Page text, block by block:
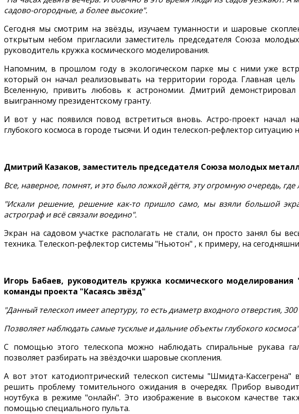
садово-огородные, а более высокие".
Сегодня мы смотрим на звёзды, изучаем туманности и шаровые
открытым небом пригласили заместитель председателя Союза
руководитель кружка космического моделирования.
Напомним, в прошлом году в экологическом парке мы с ними уже
который он начал реализовывать на территории города. Главная
Вселенную, привить любовь к астрономии. Дмитрий
выигранному президентскому гранту.
И вот у нас появился повод встретиться вновь. Астро-проект начал
глубокого космоса в городе тысячи. И один телескоп-рефлектор ситуацию
Дмитрий Казаков, заместитель председателя Союза молодых
Все, наверное, помнят, и это было ложкой дёгтя, эту огромную очередь,
"Искали решение, решение как-то пришло само, мы взяли большой
астрограф и всё связали воедино".
Экран на садовом участке располагать не стали, он просто занял бы
техника. Телескоп-рефлектор системы "Ньютон" , к примеру, на
Игорь Бабаев, руководитель кружка космического
команды проекта "Касаясь звёзд"
"Данный телескоп имеет апертуру, то есть диаметр входного отверстия,
Позволяет наблюдать самые тусклые и дальние объекты глубокого
С помощью этого телескопа можно наблюдать спиральные рукава
позволяет разбирать на звёздочки шаровые скопления.
А вот этот катодиоптрический телескоп системы "Шмидта-
решить проблему томительного ожидания в очередях. Прибор
ноутбука в режиме "онлайн". Это изображение в высоком качестве
помощью специального пульта.